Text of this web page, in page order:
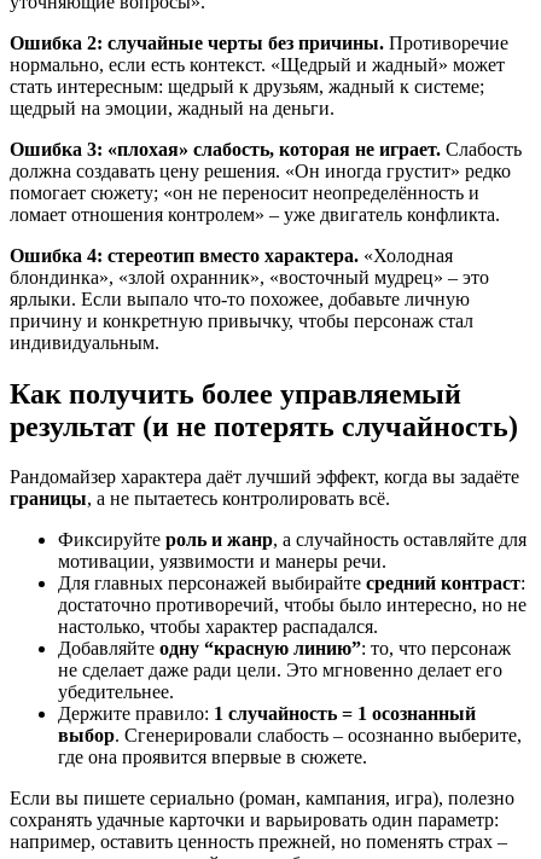
Ошибка 2: случайные черты без причины. Противоречие
нормально, если есть контекст. «Щедрый и жадный» может
стать интересным: щедрый к друзьям, жадный к системе;
щедрый на эмоции, жадный на деньги.
Ошибка 3: «плохая» слабость, которая не играет. Слабость
должна создавать цену решения. «Он иногда грустит» редко
помогает сюжету; «он не переносит неопределённость и
ломает отношения контролем» – уже двигатель конфликта.
Ошибка 4: стереотип вместо характера. «Холодная
блондинка», «злой охранник», «восточный мудрец» – это
ярлыки. Если выпало что‑то похожее, добавьте личную
причину и конкретную привычку, чтобы персонаж стал
индивидуальным.
Как получить более управляемый
результат (и не потерять случайность)
Рандомайзер характера даёт лучший эффект, когда вы задаёте
границы, а не пытаетесь контролировать всё.
Фиксируйте роль и жанр, а случайность оставляйте для
мотивации, уязвимости и манеры речи.
Для главных персонажей выбирайте средний контраст:
достаточно противоречий, чтобы было интересно, но не
настолько, чтобы характер распадался.
Добавляйте одну “красную линию”: то, что персонаж
не сделает даже ради цели. Это мгновенно делает его
убедительнее.
Держите правило: 1 случайность = 1 осознанный
выбор. Сгенерировали слабость – осознанно выберите,
где она проявится впервые в сюжете.
Если вы пишете сериально (роман, кампания, игра), полезно
сохранять удачные карточки и варьировать один параметр:
например, оставить ценность прежней, но поменять страх –